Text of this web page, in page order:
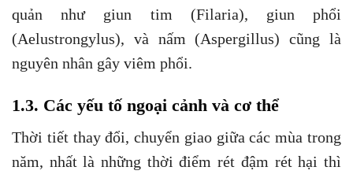
quản như giun tim (Filaria), giun phổi
(Aelustrongylus), và nấm (Aspergillus) cũng là
nguyên nhân gây viêm phổi.
1.3. Các yếu tố ngoại cảnh và cơ thể
Thời tiết thay đổi, chuyển giao giữa các mùa trong
năm, nhất là những thời điểm rét đậm rét hại thì